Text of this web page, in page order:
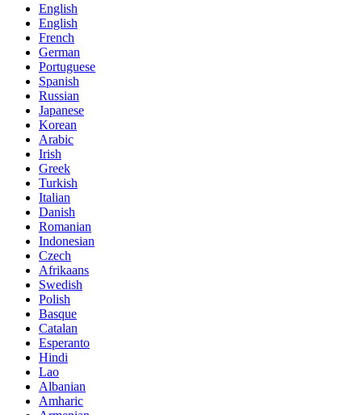
English
English
French
German
Portuguese
Spanish
Russian
Japanese
Korean
Arabic
Irish
Greek
Turkish
Italian
Danish
Romanian
Indonesian
Czech
Afrikaans
Swedish
Polish
Basque
Catalan
Esperanto
Hindi
Lao
Albanian
Amharic